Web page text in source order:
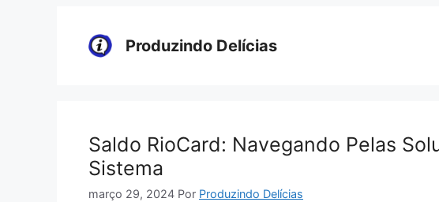
Produzindo Delícias
Saldo RioCard: Navegando Pelas
Sistema
março 29, 2024 Por Produzindo Delícias